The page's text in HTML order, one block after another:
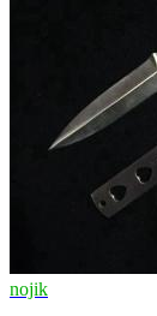
nojik